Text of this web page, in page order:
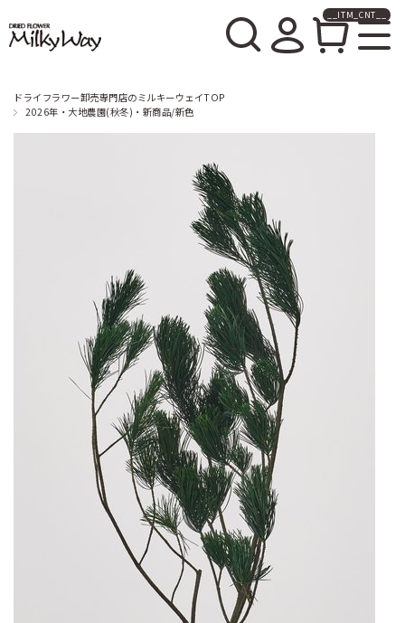
__ITM_CNT__
ドライフラワー卸売専門店のミルキーウェイTOP
2026年・大地農園(秋冬)・新商品/新色